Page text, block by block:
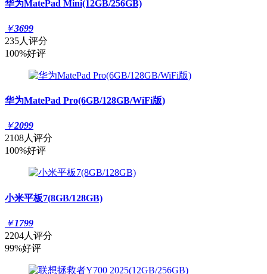
华为MatePad Mini(12GB/256GB)
￥3699
235人评分
100%好评
华为MatePad Pro(6GB/128GB/WiFi版)
￥2099
2108人评分
100%好评
小米平板7(8GB/128GB)
￥1799
2204人评分
99%好评